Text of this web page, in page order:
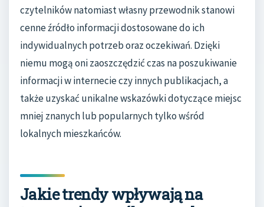
czytelników natomiast własny przewodnik stanowi
cenne źródło informacji dostosowane do ich
indywidualnych potrzeb oraz oczekiwań. Dzięki
niemu mogą oni zaoszczędzić czas na poszukiwanie
informacji w internecie czy innych publikacjach, a
także uzyskać unikalne wskazówki dotyczące miejsc
mniej znanych lub popularnych tylko wśród
lokalnych mieszkańców.
Jakie trendy wpływają na